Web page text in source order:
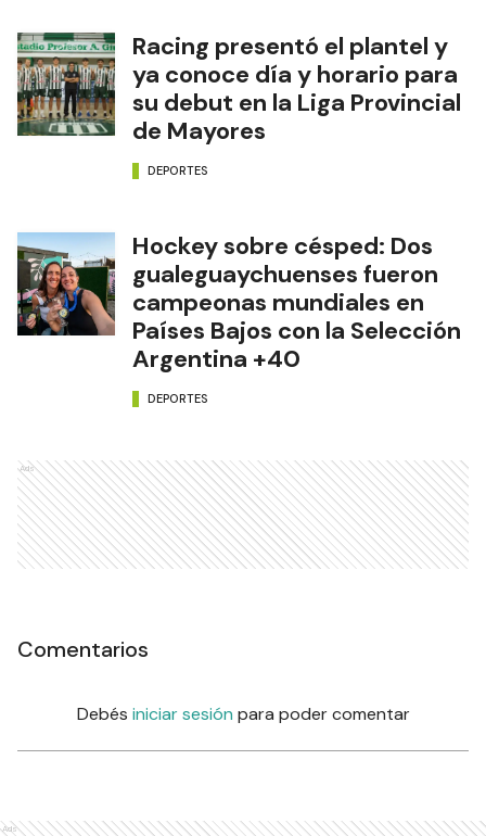
Racing presentó el plantel y
ya conoce día y horario para
su debut en la Liga Provincial
de Mayores
DEPORTES
Hockey sobre césped: Dos
gualeguaychuenses fueron
campeonas mundiales en
Países Bajos con la Selección
Argentina +40
DEPORTES
Ads
Comentarios
Debés iniciar sesión para poder comentar
Ads